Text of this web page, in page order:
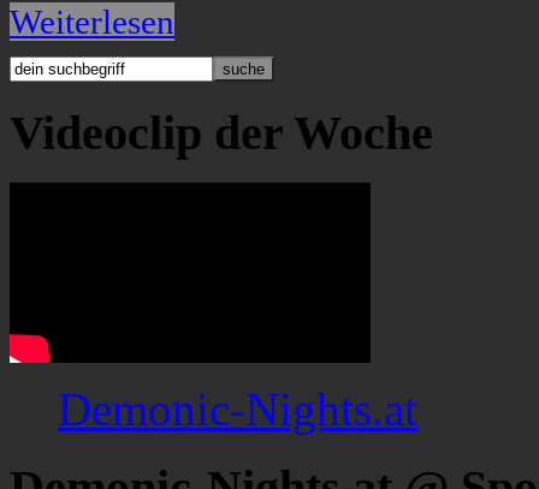
Weiterlesen
Videoclip der Woche
Demonic-Nights.at